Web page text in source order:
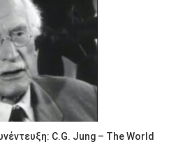
C.G. Jung – The World